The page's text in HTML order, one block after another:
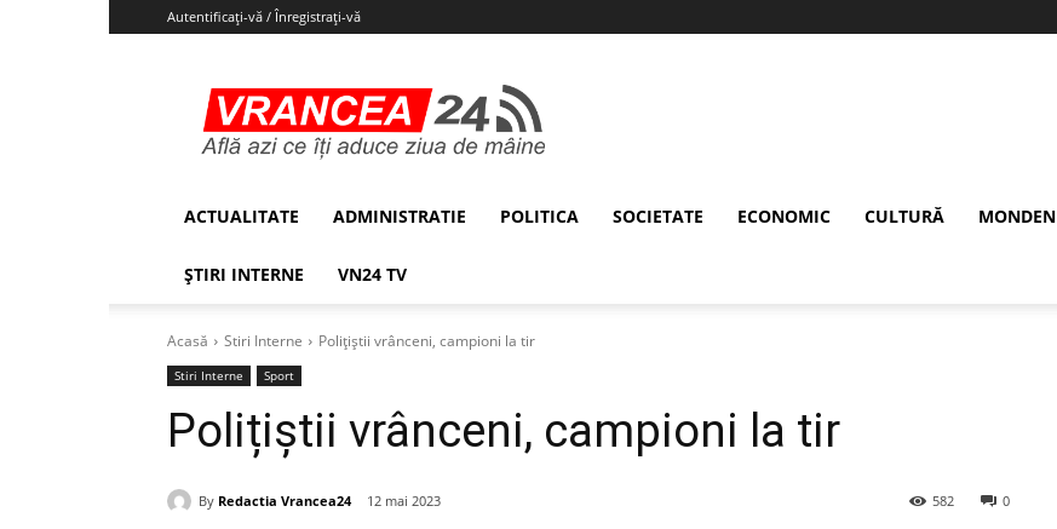
Autentificați-vă / Înregistrați-vă
ACTUALITATE ADMINISTRATIE POLITICA SOCIETATE ECONOMIC CULTURĂ MONDEN
ȘTIRI INTERNE VN24 TV
Acasă Stiri Interne Polițiștii vrânceni, campioni la tir
Stiri Interne Sport
Polițiștii vrânceni, campioni la tir
By Redactia Vrancea24 12 mai 2023 0
582